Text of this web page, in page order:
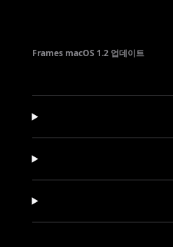
Frames macOS 1.2 업데이트